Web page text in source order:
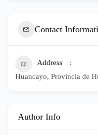
Contact
Address
Huancayo, Provincia de
Author Info